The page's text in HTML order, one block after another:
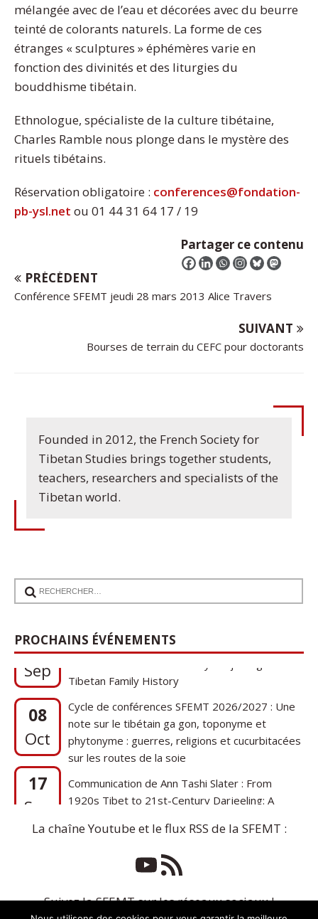
mélangée avec de l’eau et décorées avec du beurre
teinté de colorants naturels. La forme de ces
étranges « sculptures » éphémères varie en
fonction des divinités et des liturgies du
bouddhisme tibétain.
Ethnologue, spécialiste de la culture tibétaine,
Charles Ramble nous plonge dans le mystère des
rituels tibétains.
Réservation obligatoire : conferences@fondation-
pb-ysl.net ou 01 44 31 64 17 / 19
Partager ce contenu
PRÉCÉDENT
Conférence SFEMT jeudi 28 mars 2013 Alice Travers
SUIVANT
Bourses de terrain du CEFC pour doctorants
Founded in 2012, the French Society for
Tibetan Studies brings together students,
teachers, researchers and specialists of the
Tibetan world.
PROCHAINS ÉVÉNEMENTS
17
Sep
Communication de Ann Tashi Slater : From
1920s Tibet to 21st-Century Darjeeling: A
08
Oct
Cycle de conférences SFEMT 2026/2027 : Une
note sur le tibétain ga gon, toponyme et
phytonyme : guerres, religions et cucurbitacées
sur les routes de la soie
17
Sep
1920s Tibet to 21st-Century Darjeeling: A
Tibetan Family History
La chaîne Youtube et le flux RSS de la SFEMT :
Suivez la SFEMT sur les réseaux sociaux !